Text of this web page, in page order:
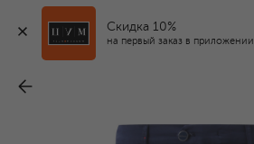
Скидка 10%
на первый заказ в приложении